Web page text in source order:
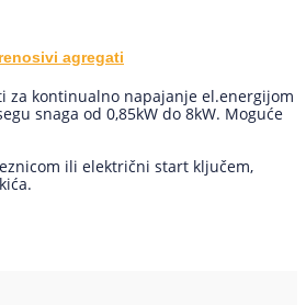
agregati
za kontinualno napajanje el.energijom
snaga od 0,85kW do 8kW. Moguće
ili električni start ključem,